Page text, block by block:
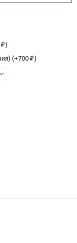
₽ )
(+700 ₽ )